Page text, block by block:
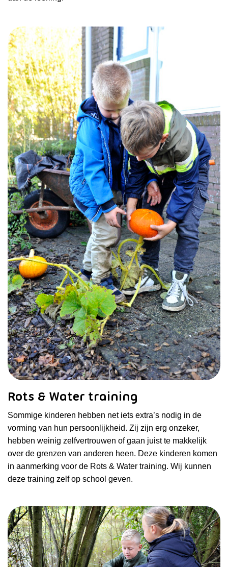
Rots & Water training
Sommige kinderen hebben net iets extra’s nodig in de
vorming van hun persoonlijkheid. Zij zijn erg onzeker,
hebben weinig zelfvertrouwen of gaan juist te makkelijk
over de grenzen van anderen heen. Deze kinderen komen
in aanmerking voor de Rots & Water training. Wij kunnen
deze training zelf op school geven.